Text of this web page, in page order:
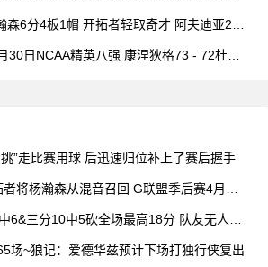
6分4板1帽 开拓者轻取奇才 阿夫迪亚20+
30日NCAA精英八强 康涅狄格73 - 72杜克
”走比赛用球 后迅速归位补上了赛后握手
将杨瀚森从混音召回 G联盟季后赛4月开
6&三分10中5砍全场最高18分 队友无人上
场~狼记：爱德华兹预计下场打独行侠复出